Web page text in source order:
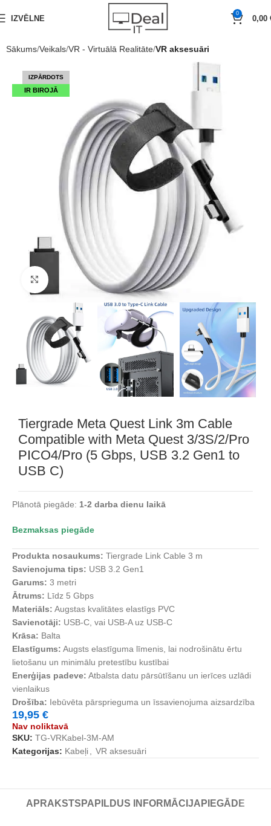
IZVĒLNE
0
0,00
Sākums Veikals VR - Virtuālā Realitāte VR aksesuāri
IZPĀRDOTS
IR BIROJĀ
Noklikšķiniet, lai palielinātu
Tiergrade Meta Quest Link 3m Cable
Compatible with Meta Quest 3/3S/2/Pro
PICO4/Pro (5 Gbps, USB 3.2 Gen1 to
USB C)
Plānotā piegāde: 1-2 darba dienu laikā
Bezmaksas piegāde
Produkta nosaukums: Tiergrade Link Cable 3 m
Savienojuma tips: USB 3.2 Gen1
Garums: 3 metri
Ātrums: Līdz 5 Gbps
Materiāls: Augstas kvalitātes elastīgs PVC
Savienotāji: USB-C, vai USB-A uz USB-C
Krāsa: Balta
Elastīgums: Augsts elastīguma līmenis, lai nodrošinātu ērtu
lietošanu un minimālu pretestību kustībai
Enerģijas padeve: Atbalsta datu pārsūtīšanu un ierīces uzlādi
vienlaikus
Drošība: Iebūvēta pārsprieguma un īssavienojuma aizsardzība
19,95 €
Nav noliktavā
SKU: TG-VRKabel-3M-AM
Kategorijas: Kabeļi VR aksesuāri
APRAKSTS PAPILDUS INFORMĀCIJA PIEGĀDE